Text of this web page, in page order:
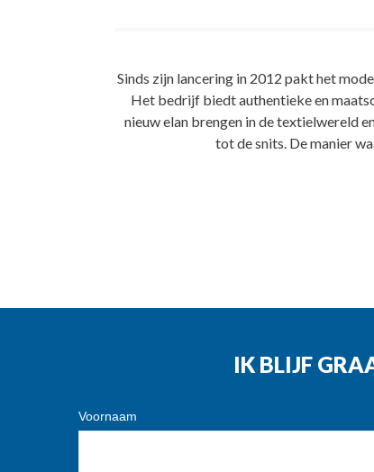
Sinds zijn lancering in 2012 pakt het
Het bedrijf biedt authentieke en
nieuw elan brengen in de textielwereld
tot de snits. De manier
IK BLIJF
Voornaam